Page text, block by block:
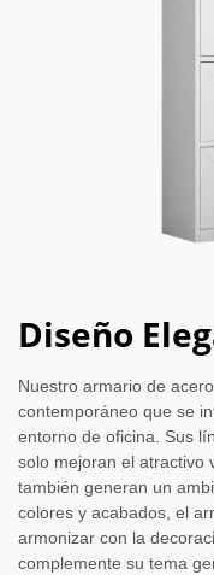
Diseño
Nuestro armario de
contemporáneo que se
entorno de oficina. Sus
solo mejoran el atractivo
también generan un
colores y acabados, el
armonizar con la
complemente su tema